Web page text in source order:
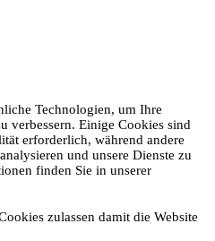
Technologien, um Ihre
verbessern. Einige Cookies sind
erforderlich, während andere
und unsere Dienste zu
finden Sie in unserer
zulassen damit die Website